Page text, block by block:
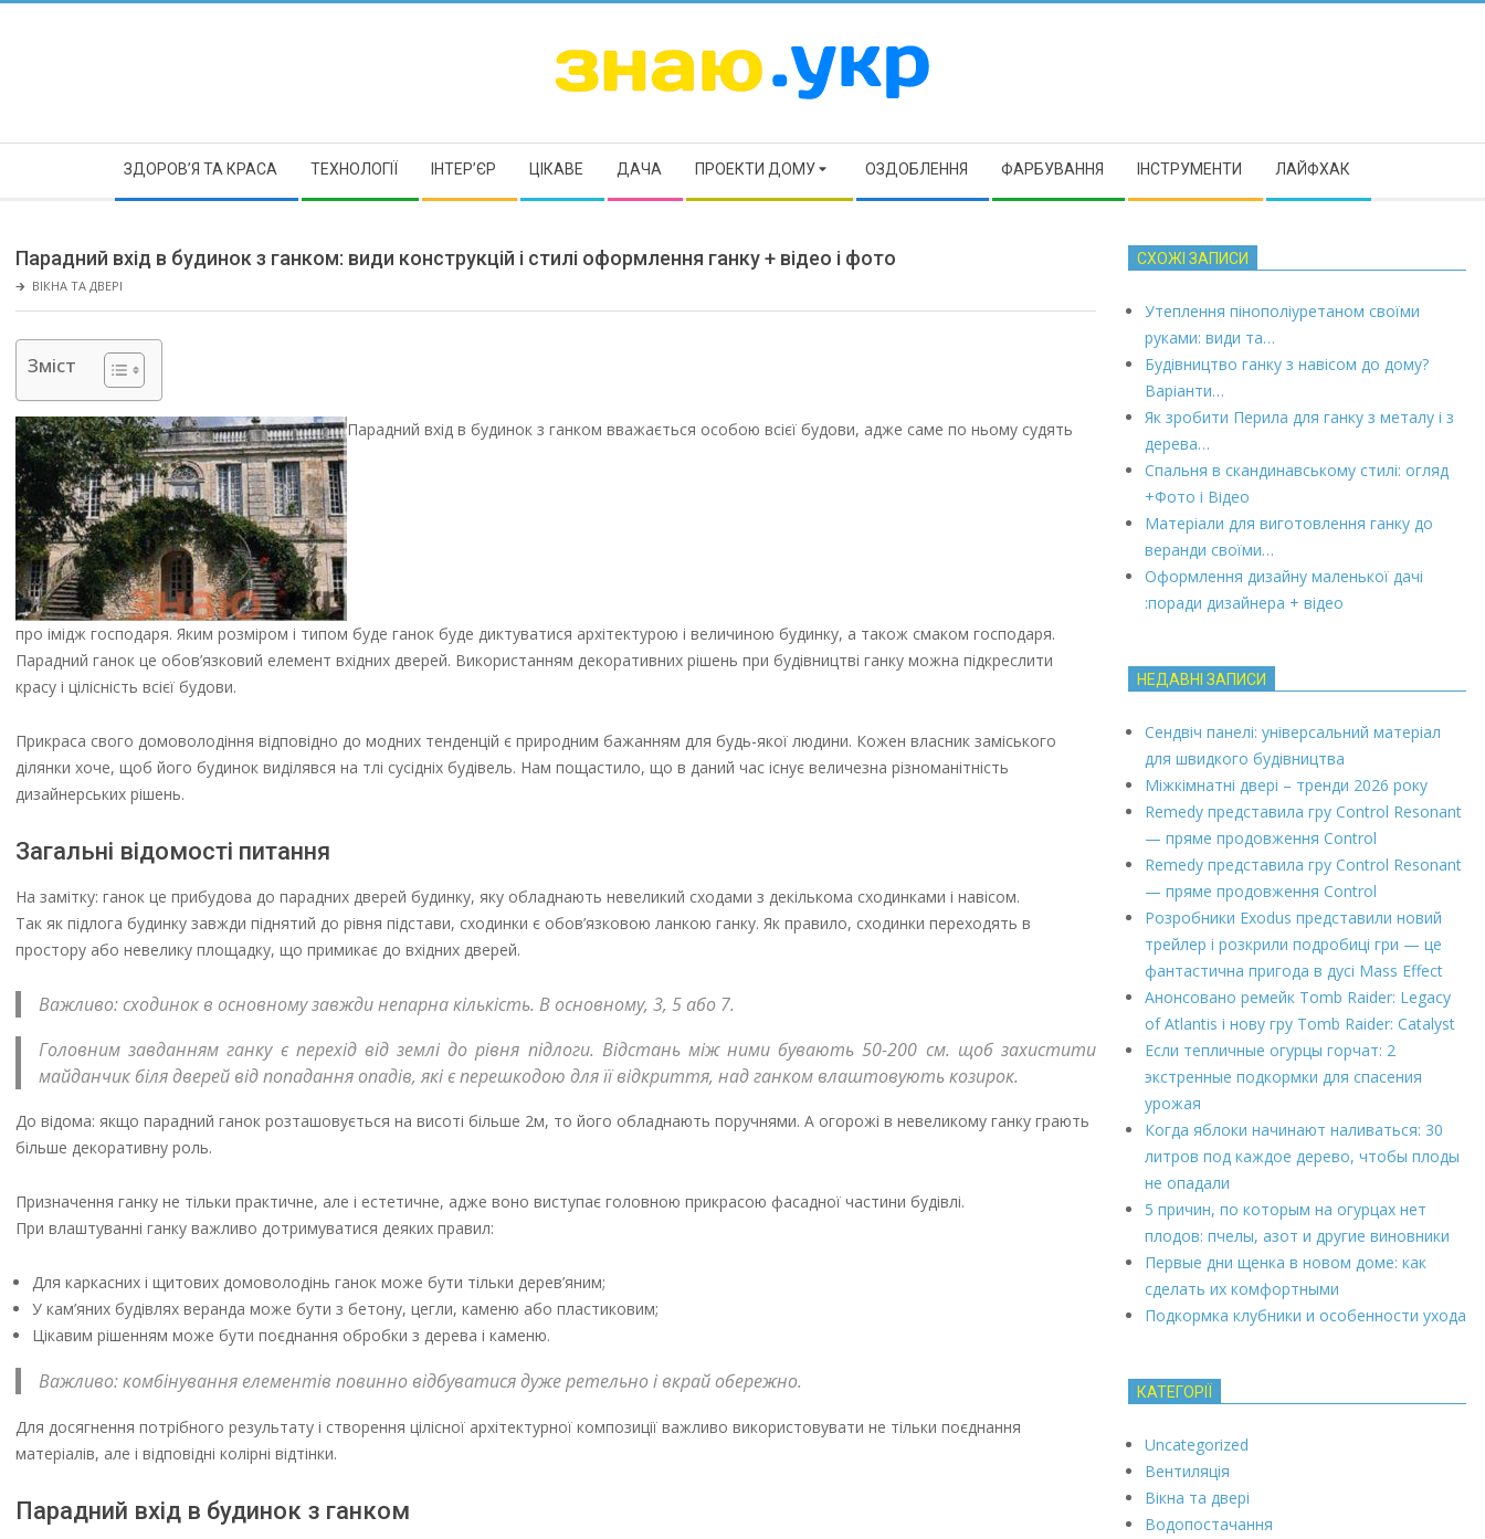
ЗНАЮ
ЗДОРОВ’Я ТА КРАСА ТЕХНОЛОГІЇ ІНТЕР’ЄР ЦІКАВЕ ДАЧА ПРОЕКТИ ДОМУ ОЗДОБЛЕННЯ ФАРБУВАННЯ ІНСТРУМЕНТИ ЛАЙФХАК
Парадний вхід в будинок з ганком: види конструкцій і стилі оформлення ганку + відео і фото
🡲 ВІКНА ТА ДВЕРІ
Зміст
Парадний вхід в будинок з ганком вважається особою всієї будови, адже саме по ньому судять
про імідж господаря. Яким розміром і типом буде ганок буде диктуватися архітектурою і величиною будинку, а також смаком господаря.
Парадний ганок це обов’язковий елемент вхідних дверей. Використанням декоративних рішень при будівництві ганку можна підкреслити
красу і цілісність всієї будови.
Прикраса свого домоволодіння відповідно до модних тенденцій є природним бажанням для будь-якої людини. Кожен власник заміського
ділянки хоче, щоб його будинок виділявся на тлі сусідніх будівель. Нам пощастило, що в даний час існує величезна різноманітність
дизайнерських рішень.
Загальні відомості питання
На замітку: ганок це прибудова до парадних дверей будинку, яку обладнають невеликий сходами з декількома сходинками і навісом.
Так як підлога будинку завжди піднятий до рівня підстави, сходинки є обов’язковою ланкою ганку. Як правило, сходинки переходять в
простору або невелику площадку, що примикає до вхідних дверей.
Важливо: сходинок в основному завжди непарна кількість. В основному, 3, 5 або 7.
Головним завданням ганку є перехід від землі до рівня підлоги. Відстань між ними бувають 50-200 см. щоб захистити
майданчик біля дверей від попадання опадів, які є перешкодою для її відкриття, над ганком влаштовують козирок.
До відома: якщо парадний ганок розташовується на висоті більше 2м, то його обладнають поручнями. А огорожі в невеликому ганку грають
більше декоративну роль.
Призначення ганку не тільки практичне, але і естетичне, адже воно виступає головною прикрасою фасадної частини будівлі.
При влаштуванні ганку важливо дотримуватися деяких правил:
Для каркасних і щитових домоволодінь ганок може бути тільки дерев’яним;
У кам’яних будівлях веранда може бути з бетону, цегли, каменю або пластиковим;
Цікавим рішенням може бути поєднання обробки з дерева і каменю.
Важливо: комбінування елементів повинно відбуватися дуже ретельно і вкрай обережно.
Для досягнення потрібного результату і створення цілісної архітектурної композиції важливо використовувати не тільки поєднання
матеріалів, але і відповідні колірні відтінки.
Парадний вхід в будинок з ганком
СХОЖІ ЗАПИСИ
Утеплення пінополіуретаном своїми
руками: види та…
Будівництво ганку з навісом до дому?
Варіанти…
Як зробити Перила для ганку з металу і з
дерева…
Спальня в скандинавському стилі: огляд
+Фото і Відео
Матеріали для виготовлення ганку до
веранди своїми…
Оформлення дизайну маленької дачі
:поради дизайнера + відео
НЕДАВНІ ЗАПИСИ
Сендвіч панелі: універсальний матеріал
для швидкого будівництва
Міжкімнатні двері – тренди 2026 року
Remedy представила гру Control Resonant
— пряме продовження Control
Remedy представила гру Control Resonant
— пряме продовження Control
Розробники Exodus представили новий
трейлер і розкрили подробиці гри — це
фантастична пригода в дусі Mass Effect
Анонсовано ремейк Tomb Raider: Legacy
of Atlantis і нову гру Tomb Raider: Catalyst
Если тепличные огурцы горчат: 2
экстренные подкормки для спасения
урожая
Когда яблоки начинают наливаться: 30
литров под каждое дерево, чтобы плоды
не опадали
5 причин, по которым на огурцах нет
плодов: пчелы, азот и другие виновники
Первые дни щенка в новом доме: как
сделать их комфортными
Подкормка клубники и особенности ухода
КАТЕГОРІЇ
Uncategorized
Вентиляція
Вікна та двері
Водопостачання